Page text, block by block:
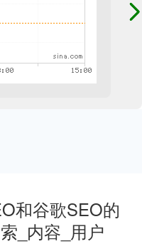
和谷歌SEO的
_内容_用户